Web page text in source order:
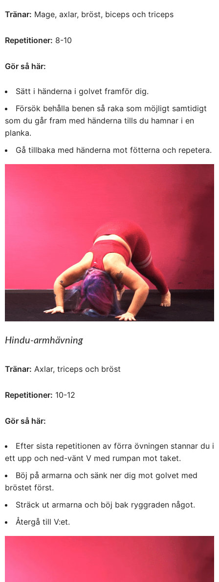
Tränar: Mage, axlar, bröst, biceps och triceps
Repetitioner: 8-10
Gör så här:
Sätt i händerna i golvet framför dig.
Försök behålla benen så raka som möjligt samtidigt
som du går fram med händerna tills du hamnar i en
planka.
Gå tillbaka med händerna mot fötterna och repetera.
Hindu-armhävning
Tränar: Axlar, triceps och bröst
Repetitioner: 10-12
Gör så här:
Efter sista repetitionen av förra övningen stannar du i
ett upp och ned-vänt V med rumpan mot taket.
Böj på armarna och sänk ner dig mot golvet med
bröstet först.
Sträck ut armarna och böj bak ryggraden något.
Återgå till V:et.